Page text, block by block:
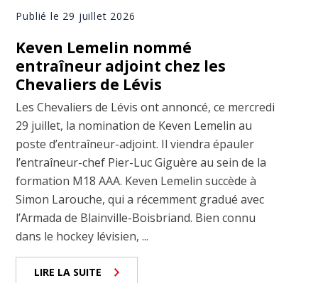
Publié le 29 juillet 2026
Keven Lemelin nommé
entraîneur adjoint chez les
Chevaliers de Lévis
Les Chevaliers de Lévis ont annoncé, ce mercredi
29 juillet, la nomination de Keven Lemelin au
poste d’entraîneur-adjoint. Il viendra épauler
l’entraîneur-chef Pier-Luc Giguère au sein de la
formation M18 AAA. Keven Lemelin succède à
Simon Larouche, qui a récemment gradué avec
l’Armada de Blainville-Boisbriand. Bien connu
dans le hockey lévisien, ...
LIRE LA SUITE